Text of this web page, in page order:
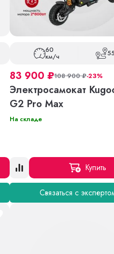
60
км/ч
83 900 ₽108 900₽-23%
Электросамокат
G2 Pro Max
На складе
Купить
Связаться с